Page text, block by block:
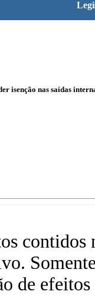
isenção nas saídas
contidos
de